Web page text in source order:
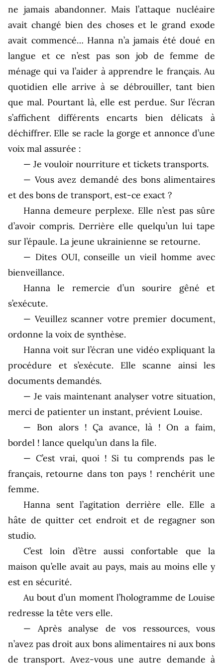
ne jamais abandonner. Mais l’attaque nucléaire
avait changé bien des choses et le grand exode
avait commencé… Hanna n’a jamais été doué en
langue et ce n’est pas son job de femme de
ménage qui va l’aider à apprendre le français. Au
quotidien elle arrive à se débrouiller, tant bien
que mal. Pourtant là, elle est perdue. Sur l’écran
s’affichent différents encarts bien délicats à
déchiffrer. Elle se racle la gorge et annonce d’une
voix mal assurée :
— Je vouloir nourriture et tickets transports.
— Vous avez demandé des bons alimentaires
et des bons de transport, est-ce exact ?
Hanna demeure perplexe. Elle n’est pas sûre
d’avoir compris. Derrière elle quelqu’un lui tape
sur l’épaule. La jeune ukrainienne se retourne.
— Dites OUI, conseille un vieil homme avec
bienveillance.
Hanna le remercie d’un sourire gêné et
s’exécute.
— Veuillez scanner votre premier document,
ordonne la voix de synthèse.
Hanna voit sur l’écran une vidéo expliquant la
procédure et s’exécute. Elle scanne ainsi les
documents demandés.
— Je vais maintenant analyser votre situation,
merci de patienter un instant, prévient Louise.
— Bon alors ! Ça avance, là ! On a faim,
bordel ! lance quelqu’un dans la file.
— C’est vrai, quoi ! Si tu comprends pas le
français, retourne dans ton pays ! renchérit une
femme.
Hanna sent l’agitation derrière elle. Elle a
hâte de quitter cet endroit et de regagner son
studio.
C’est loin d’être aussi confortable que la
maison qu’elle avait au pays, mais au moins elle y
est en sécurité.
Au bout d’un moment l’hologramme de Louise
redresse la tête vers elle.
— Après analyse de vos ressources, vous
n’avez pas droit aux bons alimentaires ni aux bons
de transport. Avez-vous une autre demande à